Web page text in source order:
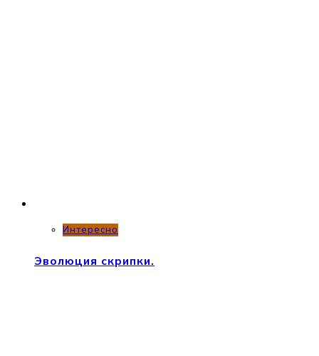
Интересно
Эволюция скрипки.